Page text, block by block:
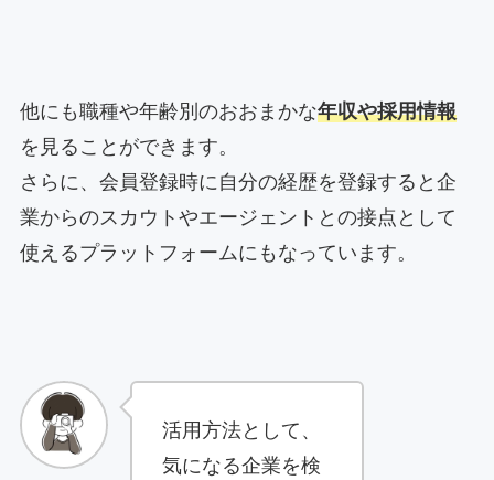
他にも職種や年齢別のおおまかな年収や採用情報
を見ることができます。
さらに、会員登録時に自分の経歴を登録すると企
業からのスカウトやエージェントとの接点として
使えるプラットフォームにもなっています。
活用方法として、
気になる企業を検